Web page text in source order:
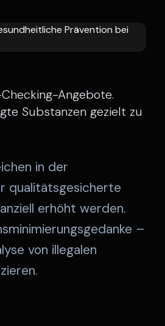
Angebote.
Substanzen gezielt zu
in der
qualitätsgesicherte
erhöht werden.
–
von illegalen